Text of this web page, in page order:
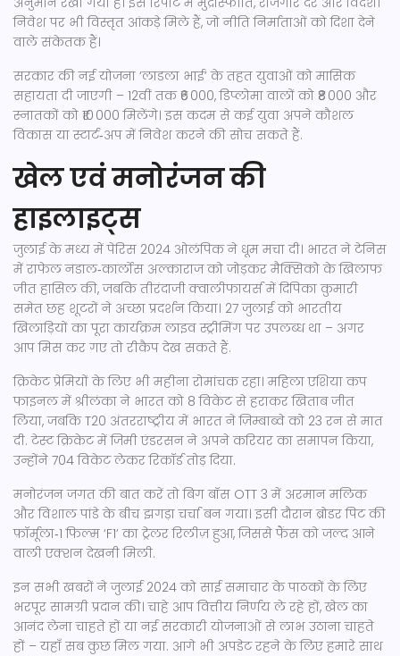
निवेश पर भी विस्तृत आंकड़े मिले हैं, जो नीति निर्माताओं को दिशा देने
वाले संकेतक हैं।
सरकार की नई योजना ‘लाडला भाई’ के तहत युवाओं को मासिक
सहायता दी जाएगी – 12वीं तक ₹6 000, डिप्लोमा वालों को ₹8 000 और
स्नातकों को ₹10 000 मिलेंगे। इस कदम से कई युवा अपने कौशल
विकास या स्टार्ट‑अप में निवेश करने की सोच सकते हैं.
खेल एवं मनोरंजन की
हाइलाइट्स
जुलाई के मध्य में पेरिस 2024 ओलंपिक ने धूम मचा दी। भारत ने टेनिस
में राफेल नडाल‑कार्लोस अल्काराज को जोड़कर मैक्सिको के खिलाफ
जीत हासिल की, जबकि तीरंदाजी क्वालीफायर्स में दिपिका कुमारी
समेत छह शूटरों ने अच्छा प्रदर्शन किया। 27 जुलाई को भारतीय
खिलाड़ियों का पूरा कार्यक्रम लाइव स्ट्रीमिंग पर उपलब्ध था – अगर
आप मिस कर गए तो रीकैप देख सकते हैं.
क्रिकेट प्रेमियों के लिए भी महीना रोमांचक रहा। महिला एशिया कप
फाइनल में श्रीलंका ने भारत को 8 विकेट से हराकर खिताब जीत
लिया, जबकि T20 अंतरराष्ट्रीय में भारत ने ज़िम्बाब्वे को 23 रन से मात
दी. टेस्ट क्रिकेट में जिमी एंडरसन ने अपने करियर का समापन किया,
उन्होंने 704 विकेट लेकर रिकॉर्ड तोड़ दिया.
मनोरंजन जगत की बात करें तो बिग बॉस OTT 3 में अरमान मलिक
और विशाल पांडे के बीच झगड़ा चर्चा बन गया। इसी दौरान ब्रोडर पिट की
फ़ॉर्मूला‑1 फिल्म ‘F1’ का ट्रेलर रिलीज़ हुआ, जिससे फैंस को जल्द आने
वाली एक्शन देखनी मिली.
इन सभी खबरों ने जुलाई 2024 को साई समाचार के पाठकों के लिए
भरपूर सामग्री प्रदान की। चाहे आप वित्तीय निर्णय ले रहे हों, खेल का
आनंद लेना चाहते हों या नई सरकारी योजनाओं से लाभ उठाना चाहते
हों – यहाँ सब कुछ मिल गया. आगे भी अपडेट रहने के लिए हमारे साथ